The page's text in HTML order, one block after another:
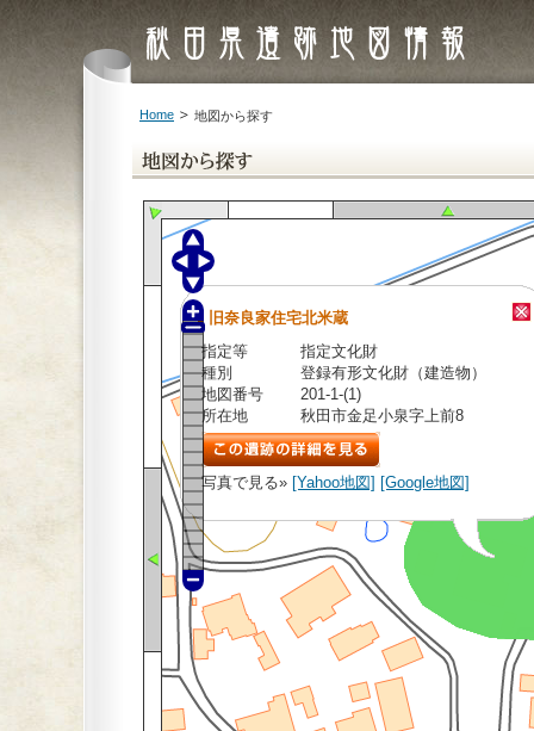
Home 地図から探す
旧奈良家住宅北米蔵
指定等
指定文化財
種別
登録有形文化財（建造物）
地図番号
201-1-(1)
所在地
秋田市金足小泉字上前8
写真で見る» [Yahoo地図] [Google地図]